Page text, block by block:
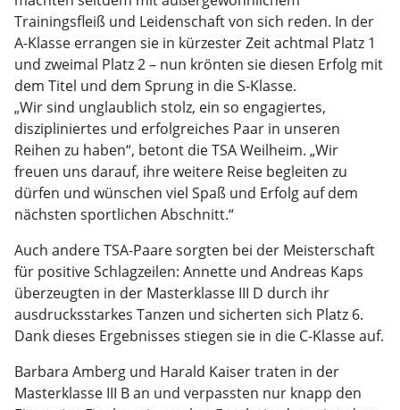
Trainingsfleiß und Leidenschaft von sich reden. In der
A-Klasse errangen sie in kürzester Zeit achtmal Platz 1
und zweimal Platz 2 – nun krönten sie diesen Erfolg mit
dem Titel und dem Sprung in die S-Klasse.
„Wir sind unglaublich stolz, ein so engagiertes,
diszipliniertes und erfolgreiches Paar in unseren
Reihen zu haben“, betont die TSA Weilheim. „Wir
freuen uns darauf, ihre weitere Reise begleiten zu
dürfen und wünschen viel Spaß und Erfolg auf dem
nächsten sportlichen Abschnitt.“
Auch andere TSA-Paare sorgten bei der Meisterschaft
für positive Schlagzeilen: Annette und Andreas Kaps
überzeugten in der Masterklasse III D durch ihr
ausdrucksstarkes Tanzen und sicherten sich Platz 6.
Dank dieses Ergebnisses stiegen sie in die C-Klasse auf.
Barbara Amberg und Harald Kaiser traten in der
Masterklasse III B an und verpassten nur knapp den